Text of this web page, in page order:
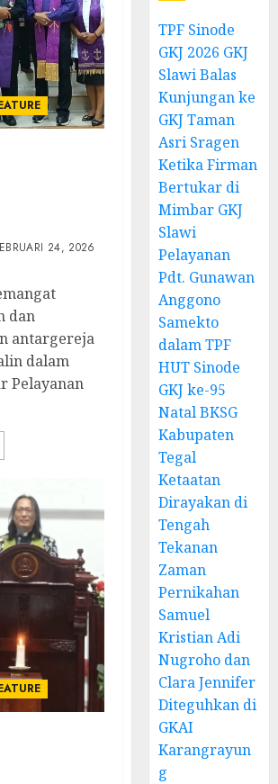
24, 2026
dan
antargereja
dalam
Pelayanan
TPF Sinode
GKJ 2026 GKJ
Slawi Balas
Kunjungan ke
GKJ Taman
Asri Sragen
Ketika Firman
Bertukar di
Mimbar GKJ
Slawi
Pelayanan
Pdt. Gunawan
Anggono
Samekto
dalam TPF
HUT Sinode
GKJ ke-95
Natal BKSG
Kabupaten
Tegal
Ketaatan
Dirayakan di
Tengah
Tekanan
Zaman
Pernikahan
Samuel
Kristian Adi
Nugroho dan
Clara Jennifer
Diteguhkan di
GKAI
Karangrayun
g